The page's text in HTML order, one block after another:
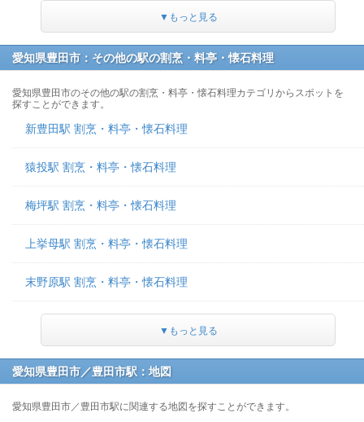
▼もっと見る
愛知県豊田市：その他の駅の割烹・料亭・懐石料理
愛知県豊田市のその他の駅の割烹・料亭・懐石料理カテゴリからスポットを
探すことができます。
新豊田駅 割烹・料亭・懐石料理
猿投駅 割烹・料亭・懐石料理
梅坪駅 割烹・料亭・懐石料理
上挙母駅 割烹・料亭・懐石料理
末野原駅 割烹・料亭・懐石料理
▼もっと見る
愛知県豊田市／豊田市駅：地図
愛知県豊田市／豊田市駅に関連する地図を探すことができます。